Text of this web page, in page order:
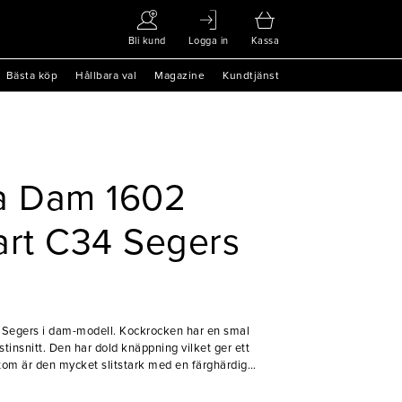
Bli kund Logga in Kassa
Bästa köp Hållbara val Magazine Kundtjänst
Dam 1602
C34 Segers
i dam-modell. Kockrocken har en smal
Den har dold knäppning vilket ger ett
är den mycket slitstark med en färghärdig